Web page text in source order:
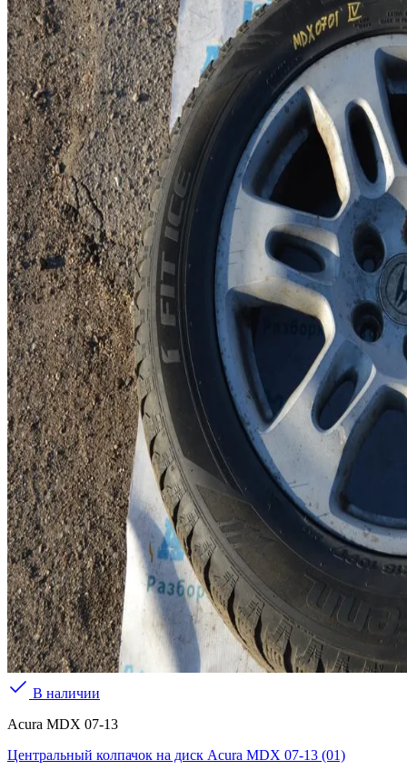
В наличии
Acura MDX 07-13
Центральный колпачок на диск Acura MDX 07-13 (01)